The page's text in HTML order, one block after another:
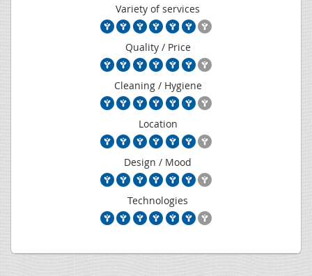
Variety of services
Quality / Price
Cleaning / Hygiene
Location
Design / Mood
Technologies